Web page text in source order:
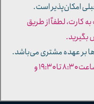
امکان‌پذیر است.
کارت، لطفاً از طریق
بر عهده مشتری می‌باشد.
- ساعات کاری فروشگاه: شنبه تا چهارشنبه از ساعت ۸:۳۰ تا ۱۹:۳۰ و